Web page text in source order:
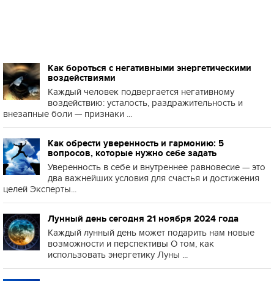
Как бороться с негативными энергетическими
воздействиями
Каждый человек подвергается негативному
воздействию: усталость, раздражительность и
внезапные боли — признаки ...
Как обрести уверенность и гармонию: 5
вопросов, которые нужно себе задать
Уверенность в себе и внутреннее равновесие — это
два важнейших условия для счастья и достижения
целей Эксперты...
Лунный день сегодня 21 ноября 2024 года
Каждый лунный день может подарить нам новые
возможности и перспективы О том, как
использовать энергетику Луны ...